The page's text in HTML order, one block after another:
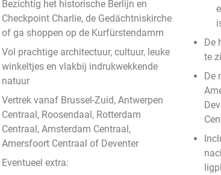
Bezichtig het historische Berlijn en
Checkpoint Charlie, de Gedächtniskirche
of ga shoppen op de Kurfürstendamm
Vol prachtige architectuur, cultuur, leuke
winkeltjes en vlakbij indrukwekkende
natuur
Vertrek vanaf Brussel-Zuid, Antwerpen
Centraal, Roosendaal, Rotterdam
Centraal, Amsterdam Centraal,
Amersfoort Centraal of Deventer
Eventueel extra:
De
te
De